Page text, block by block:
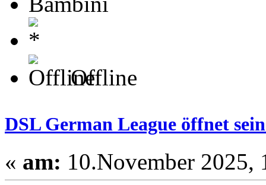
Offline
DSL German League öffnet
« am: 10.November 2025,